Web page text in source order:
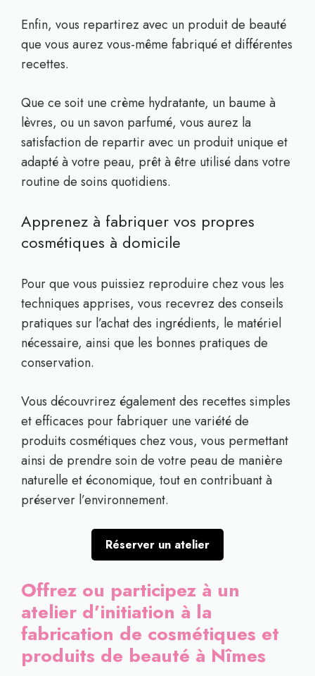
Enfin, vous repartirez avec un produit de beauté
que vous aurez vous-même fabriqué et différentes
recettes.
Que ce soit une crème hydratante, un baume à
lèvres, ou un savon parfumé, vous aurez la
satisfaction de repartir avec un produit unique et
adapté à votre peau, prêt à être utilisé dans votre
routine de soins quotidiens.
Apprenez à fabriquer vos propres
cosmétiques à domicile
Pour que vous puissiez reproduire chez vous les
techniques apprises, vous recevrez des conseils
pratiques sur l’achat des ingrédients, le matériel
nécessaire, ainsi que les bonnes pratiques de
conservation.
Vous découvrirez également des recettes simples
et efficaces pour fabriquer une variété de
produits cosmétiques chez vous, vous permettant
ainsi de prendre soin de votre peau de manière
naturelle et économique, tout en contribuant à
préserver l’environnement.
Réserver un atelier
Offrez ou participez à un
atelier d’initiation à la
fabrication de cosmétiques et
produits de beauté à Nîmes